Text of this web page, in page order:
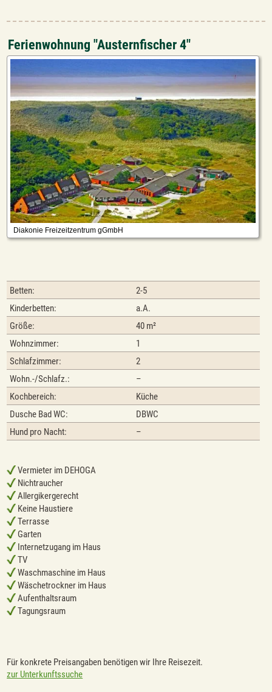
Ferienwohnung "Austernfischer 4"
Betten:
2-5
Kinderbetten:
a.A.
Größe:
40 m²
Wohnzimmer:
1
Schlafzimmer:
2
Wohn.-/Schlafz.:
–
Kochbereich:
Küche
Dusche Bad WC:
DBWC
Hund pro Nacht:
–
Vermieter im DEHOGA
Nichtraucher
Allergikergerecht
Keine Haustiere
Terrasse
Garten
Internetzugang im Haus
TV
Waschmaschine im Haus
Wäschetrockner im Haus
Aufenthaltsraum
Tagungsraum
Für konkrete Preisangaben benötigen wir Ihre Reisezeit.
zur Unterkunftssuche